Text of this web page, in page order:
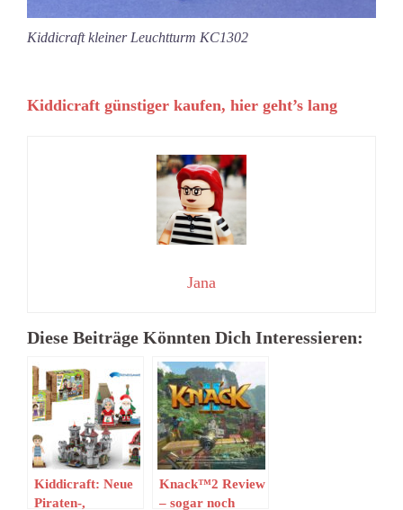
Kiddicraft kleiner Leuchtturm KC1302
Kiddicraft günstiger kaufen, hier geht’s lang
Jana
Diese Beiträge Könnten Dich Interessieren:
Kiddicraft: Neue
Piraten-,
Knack™2 Review
– sogar noch